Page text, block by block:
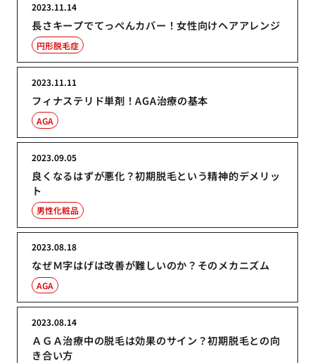
長さキープでてっぺんカバー！女性向けヘアアレンジ
2023.11.14
円形脱毛症
フィナステリド単剤！AGA治療の基本
2023.11.11
AGA
良くなるはずが悪化？初期脱毛という精神的デメリッ
ト
2023.09.05
男性化粧品
なぜＭ字はげは改善が難しいのか？そのメカニズム
2023.08.18
AGA
ＡＧＡ治療中の脱毛は効果のサイン？初期脱毛との向
き合い方
2023.08.14